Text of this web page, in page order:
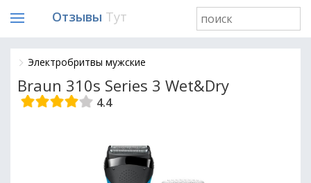
Отзывы Тут
Электробритвы мужские
Braun 310s Series 3 Wet&Dry
4.4